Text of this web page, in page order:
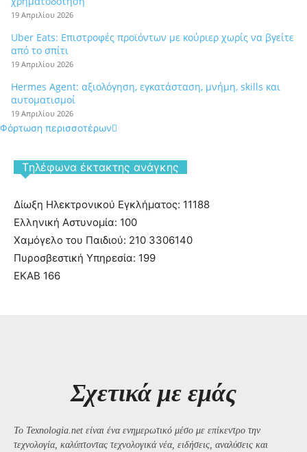
19 Απριλίου 2026
Uber Eats: Επιστροφές προϊόντων με κούριερ χωρίς να βγείτε
από το σπίτι
19 Απριλίου 2026
Hermes Agent: αξιολόγηση, εγκατάσταση, μνήμη, skills και
αυτοματισμοί
19 Απριλίου 2026
Φόρτωση περισσοτέρων
Tηλέφωνα έκτακτης ανάγκης
Δίωξη Ηλεκτρονικού Εγκλήματος: 11188
Ελληνική Αστυνομία: 100
Χαμόγελο του Παιδιού: 210 3306140
Πυροσβεστική Υπηρεσία: 199
ΕΚΑΒ 166
Σχετικά με εμάς
Το Texnologia.net είναι ένα ενημερωτικό μέσο με επίκεντρο την
τεχνολογία, καλύπτοντας τεχνολογικά νέα, ειδήσεις, αναλύσεις και